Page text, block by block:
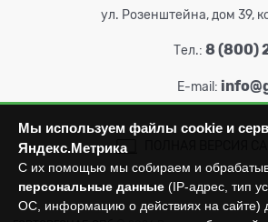
ул. Розенштейна, дом 39,
Тел.: 8 (800)
E-mail:
Мы используем файлы cookie и
Яндекс.Метрика
С их помощью мы собираем и
персональные данные (IP-адрес, тип
ОС, информацию о действиях на сайте)